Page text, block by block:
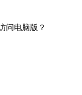
问电脑版？